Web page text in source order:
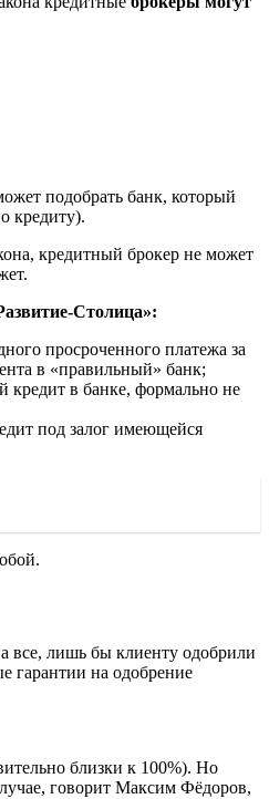
подобрать банк, который
кредиту).
кредитный брокер не может
Столица»:
просроченного платежа за
в «правильный» банк;
кредит в банке, формально не
под залог имеющейся
все, лишь бы клиенту одобрили
гарантии на одобрение
близки к 100%). Но
говорит Максим Фёдоров,